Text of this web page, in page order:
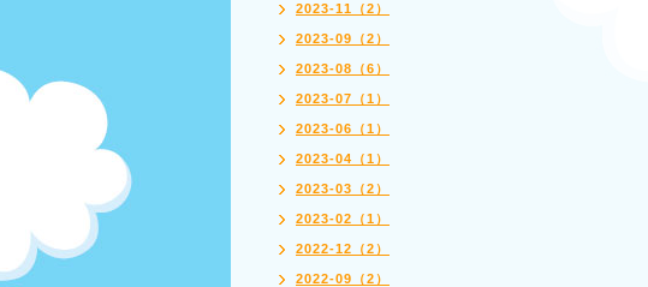
2023-11（2）
2023-09（2）
2023-08（6）
2023-07（1）
2023-06（1）
2023-04（1）
2023-03（2）
2023-02（1）
2022-12（2）
2022-09（2）